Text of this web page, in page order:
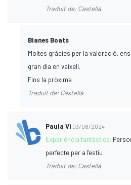
Traduït de: Castellà
Blanes Boats
Moltes gràcies per la valoració,
gran dia en vaixell.
Fins la pròxima
Traduït de: Castellà
Paula Vi 03/08/2024
Experiència fantàstica:
perfecte per a l'estiu
Traduït de: Castellà